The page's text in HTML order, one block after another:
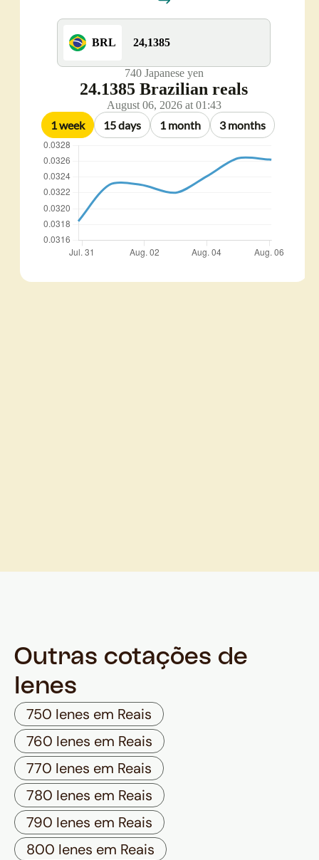
Outras cotações de
Ienes
750 Ienes em Reais
760 Ienes em Reais
770 Ienes em Reais
780 Ienes em Reais
790 Ienes em Reais
800 Ienes em Reais